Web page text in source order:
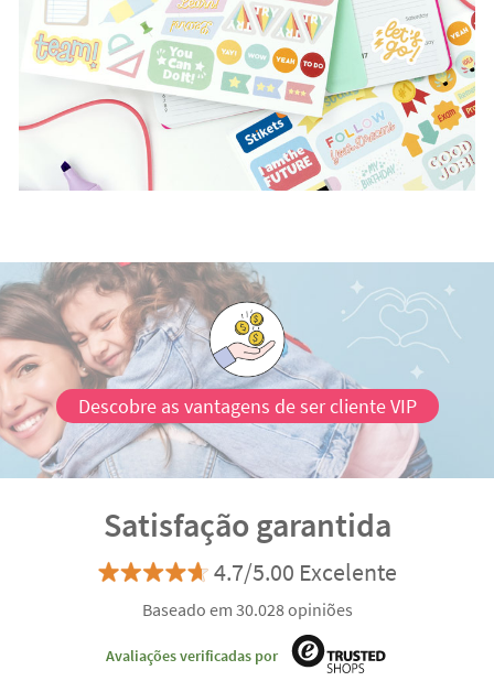
Descobre as vantagens de ser cliente VIP
Satisfação garantida
4.7/5.00 Excelente
Baseado em 30.028 opiniões
Avaliações verificadas por